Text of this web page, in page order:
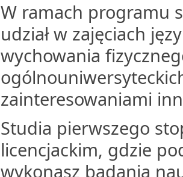
W ramach programu
udział w zajęciach
wychowania
zainteresowaniami
Studia pierwszego
licencjackim, gdzie
wykonasz badania